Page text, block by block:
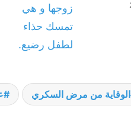
الوقاية من مرض السكري